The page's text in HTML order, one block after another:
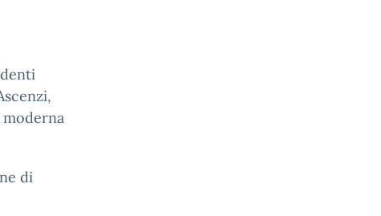
moderna
di